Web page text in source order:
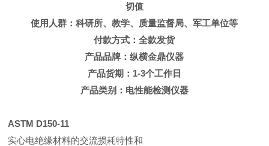
切值
使用人群：科研所、教学、质量监督局、军工单位等
付款方式：全款发货
产品品牌：纵横金鼎仪器
产品货期：1-3个工作日
产品类别：电性能检测仪器
ASTM D150-11
实心电绝缘材料的交流损耗特性和